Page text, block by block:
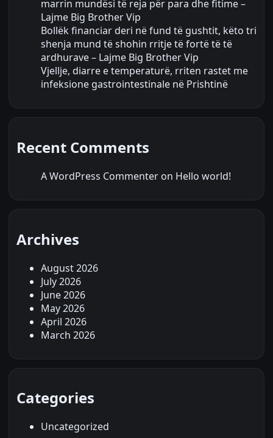
marrin mundësi të reja për para dhe fitime –
Lajme Big Brother Vip
Bollëk financiar deri në fund të gushtit, këto tri
shenja mund të shohin rritje të fortë të të
ardhurave – Lajme Big Brother Vip
Vjellje, diarre e temperaturë, rriten rastet me
infeksione gastrointestinale në Prishtinë
Recent Comments
A WordPress Commenter on Hello world!
Archives
August 2026
July 2026
June 2026
May 2026
April 2026
March 2026
Categories
Uncategorized